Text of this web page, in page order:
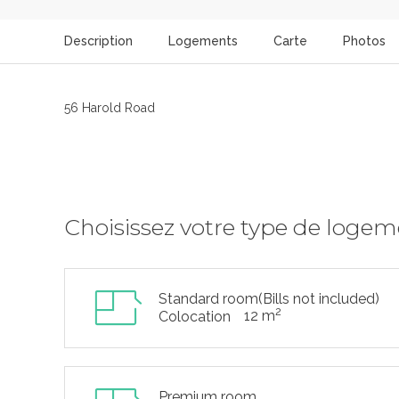
Description Logements Carte Photos
56 Harold Road
Choisissez votre type de
Standard room(Bills not included)
Colocation
12 m2